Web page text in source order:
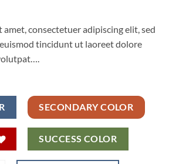
consectetuer adipiscing elit, sed
tincidunt ut laoreet dolore
SECONDARY COLOR
SUCCESS COLOR